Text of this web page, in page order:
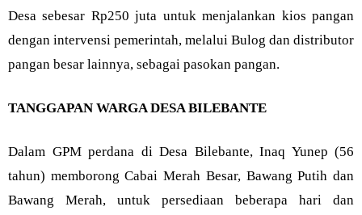
Desa sebesar Rp250 juta untuk menjalankan kios pangan
dengan intervensi pemerintah, melalui Bulog dan distributor
pangan besar lainnya, sebagai pasokan pangan.
TANGGAPAN WARGA DESA BILEBANTE
Dalam GPM perdana di Desa Bilebante, Inaq Yunep (56
tahun) memborong Cabai Merah Besar, Bawang Putih dan
Bawang Merah, untuk persediaan beberapa hari dan